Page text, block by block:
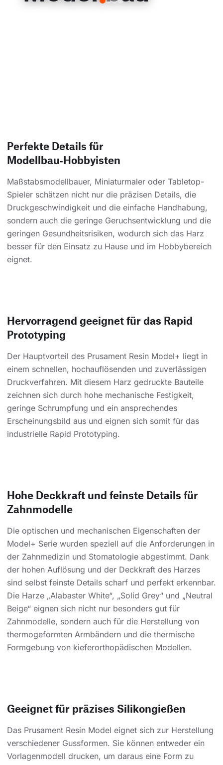
Perfekte Details für
Modellbau‑Hobbyisten
Maßstabsmodellbauer, Miniaturmaler oder Tabletop-
Spieler schätzen nicht nur die präzisen Details, die
Druckgeschwindigkeit und die einfache Handhabung,
sondern auch die geringe Geruchsentwicklung und die
geringen Gesundheitsrisiken, wodurch sich das Harz
besser für den Einsatz zu Hause und im Hobbybereich
eignet.
Hervorragend geeignet für das Rapid
Prototyping
Der Hauptvorteil des Prusament Resin Model+ liegt in
einem schnellen, hochauflösenden und zuverlässigen
Druckverfahren. Mit diesem Harz gedruckte Bauteile
zeichnen sich durch hohe mechanische Festigkeit,
geringe Schrumpfung und ein ansprechendes
Erscheinungsbild aus und eignen sich somit für das
industrielle Rapid Prototyping.
Hohe Deckkraft und feinste Details für
Zahnmodelle
Die optischen und mechanischen Eigenschaften der
Model+ Serie wurden speziell auf die Anforderungen in
der Zahnmedizin und Stomatologie abgestimmt. Dank
der hohen Auflösung und der Deckkraft des Harzes
sind selbst feinste Details scharf und perfekt erkennbar.
Die Harze „Alabaster White“, „Solid Grey“ und „Neutral
Beige“ eignen sich nicht nur besonders gut für
Zahnmodelle, sondern auch für die Herstellung von
thermogeformten Armbändern und die thermische
Formgebung von kieferorthopädischen Modellen.
Geeignet für präzises Silikongießen
Das Prusament Resin Model eignet sich zur Herstellung
verschiedener Gussformen. Sie können entweder ein
Vorlagenmodell drucken, um daraus eine Form zu